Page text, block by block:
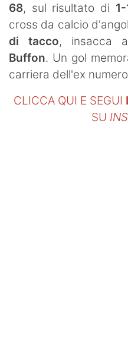
68, sul risultato di 1-
cross da calcio
di tacco, insacca
Buffon. Un gol
carriera dell'ex
CLICCA QUI E SEGUI
SU